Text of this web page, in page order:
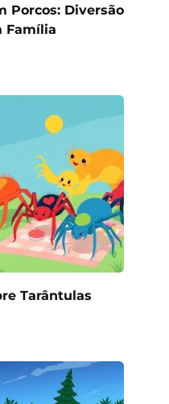
Porcos: Diversão
Família
Tarântulas